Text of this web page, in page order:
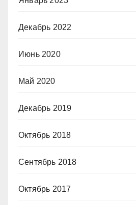
Декабрь 2022
Июнь 2020
Май 2020
Декабрь 2019
Октябрь 2018
Сентябрь 2018
Октябрь 2017